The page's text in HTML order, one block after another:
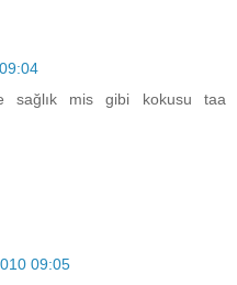
sağlık mis gibi kokusu taa
09:05